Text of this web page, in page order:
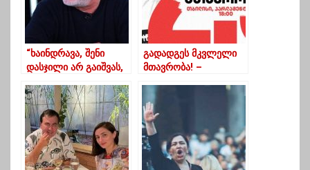
“ხაინდრავა, შენი
დასჯილი არ გაიშვას,
გადადგეს მკვლელი
მთავრობა! –